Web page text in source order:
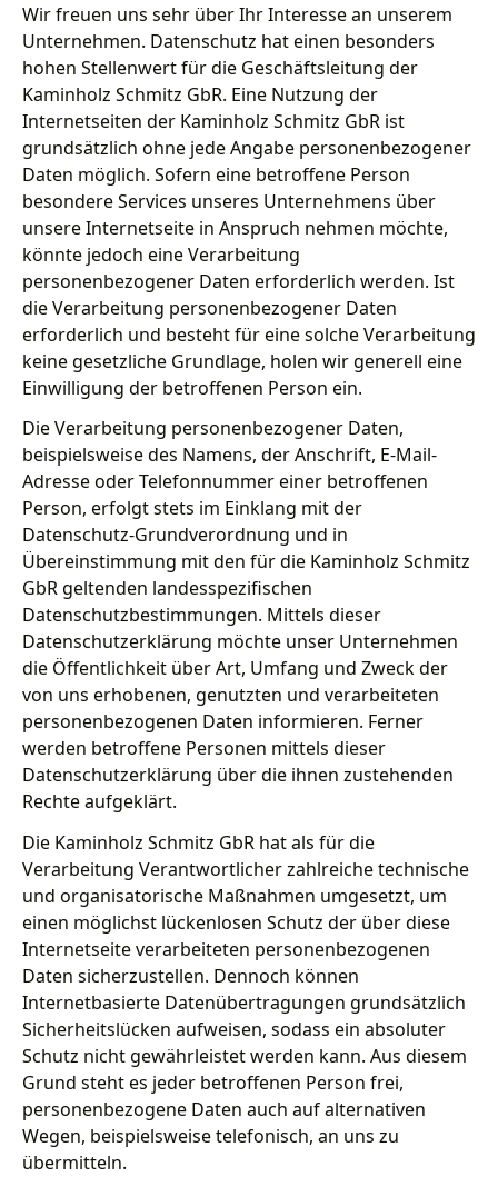
Wir freuen uns sehr über Ihr Interesse an unserem
Unternehmen. Datenschutz hat einen besonders
hohen Stellenwert für die Geschäftsleitung der
Kaminholz Schmitz GbR. Eine Nutzung der
Internetseiten der Kaminholz Schmitz GbR ist
grundsätzlich ohne jede Angabe personenbezogener
Daten möglich. Sofern eine betroffene Person
besondere Services unseres Unternehmens über
unsere Internetseite in Anspruch nehmen möchte,
könnte jedoch eine Verarbeitung
personenbezogener Daten erforderlich werden. Ist
die Verarbeitung personenbezogener Daten
erforderlich und besteht für eine solche Verarbeitung
keine gesetzliche Grundlage, holen wir generell eine
Einwilligung der betroffenen Person ein.
Die Verarbeitung personenbezogener Daten,
beispielsweise des Namens, der Anschrift, E-Mail-
Adresse oder Telefonnummer einer betroffenen
Person, erfolgt stets im Einklang mit der
Datenschutz-Grundverordnung und in
Übereinstimmung mit den für die Kaminholz Schmitz
GbR geltenden landesspezifischen
Datenschutzbestimmungen. Mittels dieser
Datenschutzerklärung möchte unser Unternehmen
die Öffentlichkeit über Art, Umfang und Zweck der
von uns erhobenen, genutzten und verarbeiteten
personenbezogenen Daten informieren. Ferner
werden betroffene Personen mittels dieser
Datenschutzerklärung über die ihnen zustehenden
Rechte aufgeklärt.
Die Kaminholz Schmitz GbR hat als für die
Verarbeitung Verantwortlicher zahlreiche technische
und organisatorische Maßnahmen umgesetzt, um
einen möglichst lückenlosen Schutz der über diese
Internetseite verarbeiteten personenbezogenen
Daten sicherzustellen. Dennoch können
Internetbasierte Datenübertragungen grundsätzlich
Sicherheitslücken aufweisen, sodass ein absoluter
Schutz nicht gewährleistet werden kann. Aus diesem
Grund steht es jeder betroffenen Person frei,
personenbezogene Daten auch auf alternativen
Wegen, beispielsweise telefonisch, an uns zu
übermitteln.